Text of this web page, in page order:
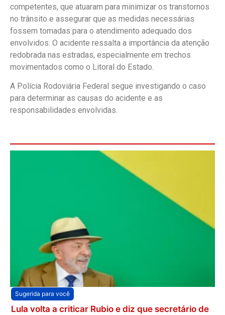
competentes, que atuaram para minimizar os transtornos
no trânsito e assegurar que as medidas necessárias
fossem tomadas para o atendimento adequado dos
envolvidos. O acidente ressalta a importância da atenção
redobrada nas estradas, especialmente em trechos
movimentados como o Litoral do Estado.
A Polícia Rodoviária Federal segue investigando o caso
para determinar as causas do acidente e as
responsabilidades envolvidas.
Sugerida para você
Lula volta a criticar Rubio e diz que secretário de